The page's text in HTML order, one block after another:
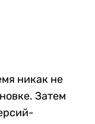
никак не
Затем